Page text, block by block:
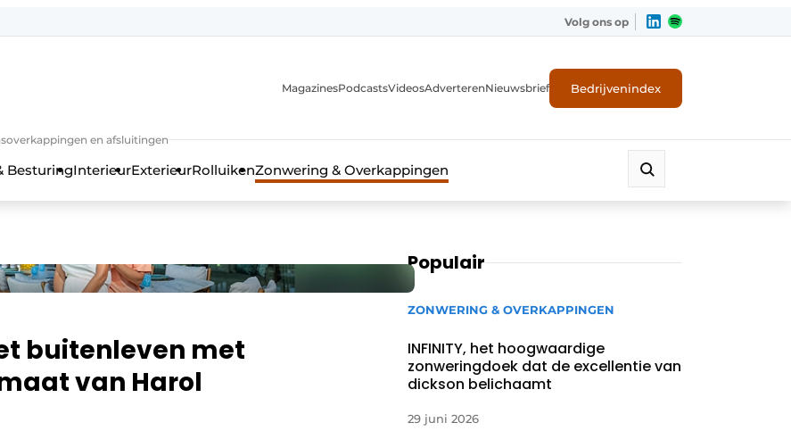
Volg ons op
en afsluitingen
MagazinesPodcastsVideosAdverterenNieuwsbrief Bedrijvenindex
BesturingInterieurExterieurRolluikenZonwering & Overkappingen
buitenleven met
van Harol
Populair
ZONWERING & OVERKAPPINGEN
INFINITY, het hoogwaardige
zonweringdoek dat de excellentie van
dickson belichaamt
29 juni 2026